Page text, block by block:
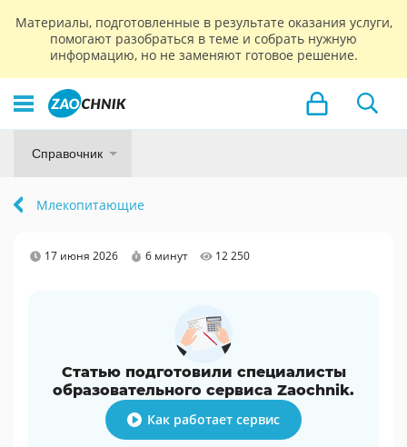
Материалы, подготовленные в результате оказания услуги,
помогают разобраться в теме и собрать нужную
информацию, но не заменяют готовое решение.
Справочник
Млекопитающие
17 июня 2026 6 минут 12 250
Статью подготовили специалисты
образовательного сервиса Zaochnik.
Как работает сервис